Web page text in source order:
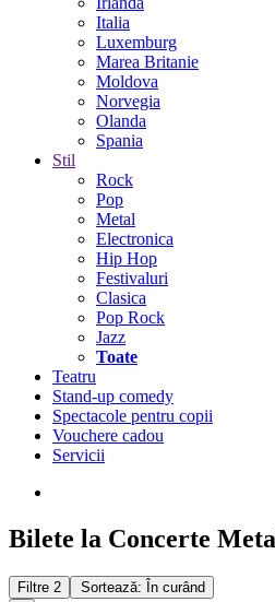
Italia
Luxemburg
Marea Britanie
Moldova
Norvegia
Olanda
Spania
Stil
Rock
Pop
Metal
Electronica
Hip Hop
Festivaluri
Clasica
Pop Rock
Jazz
Toate
Teatru
Stand-up comedy
Spectacole pentru copii
Vouchere cadou
Servicii
Bilete la Concerte
Filtre 2
Sortează: În curând